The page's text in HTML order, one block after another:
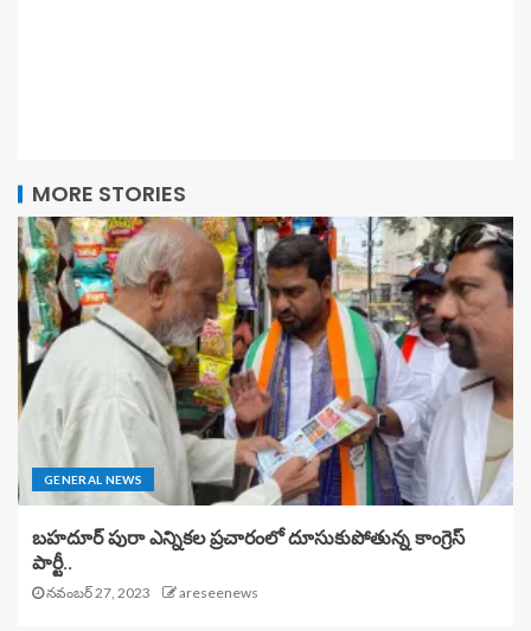
MORE STORIES
GENERAL NEWS
బహదూర్ పురా ఎన్నికల ప్రచారంలో దూసుకుపోతున్న కాంగ్రెస్
పార్టీ..
నవంబర్ 27, 2023 areseenews